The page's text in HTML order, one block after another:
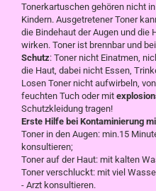
Tonerkartuschen gehören nicht
Kindern. Ausgetretener Toner
die Bindehaut der Augen und die
wirken. Toner ist brennbar und
Schutz: Toner nicht Einatmen,
die Haut, dabei nicht Essen,
Losen Toner nicht aufwirbeln,
feuchten Tuch oder mit
Schutzkleidung tragen!
Erste Hilfe bei Kontaminierung
Toner in den Augen: min.15
konsultieren;
Toner auf der Haut: mit kalten
Toner verschluckt: mit viel
- Arzt konsultieren.